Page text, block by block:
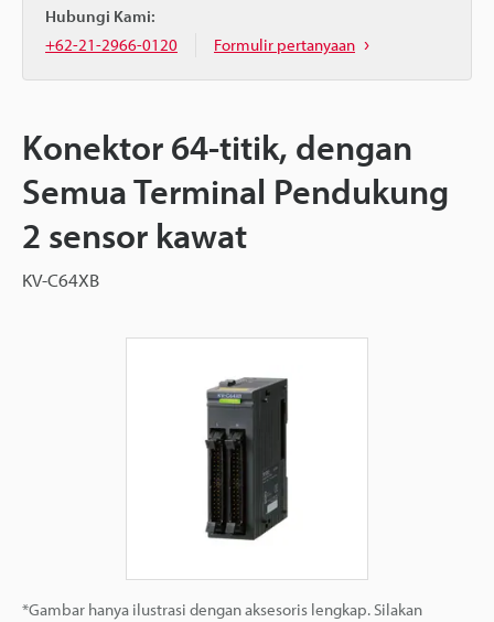
Hubungi Kami:
+62-21-2966-0120
Formulir pertanyaan
Konektor 64-titik, dengan
Semua Terminal Pendukung
2 sensor kawat
KV-C64XB
*Gambar hanya ilustrasi dengan aksesoris lengkap. Silakan